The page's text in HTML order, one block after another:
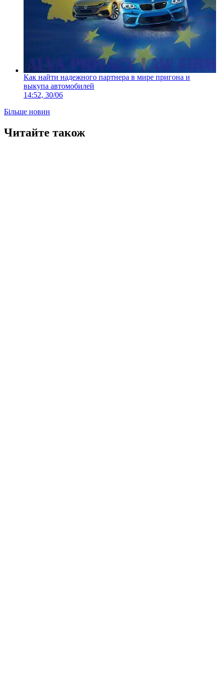
Как найти надежного партнера в мире пригона и
выкупа автомобилей
14:52, 30/06
Більше новин
Читайте також